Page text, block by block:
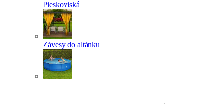
Pieskoviská
Závesy do altánku